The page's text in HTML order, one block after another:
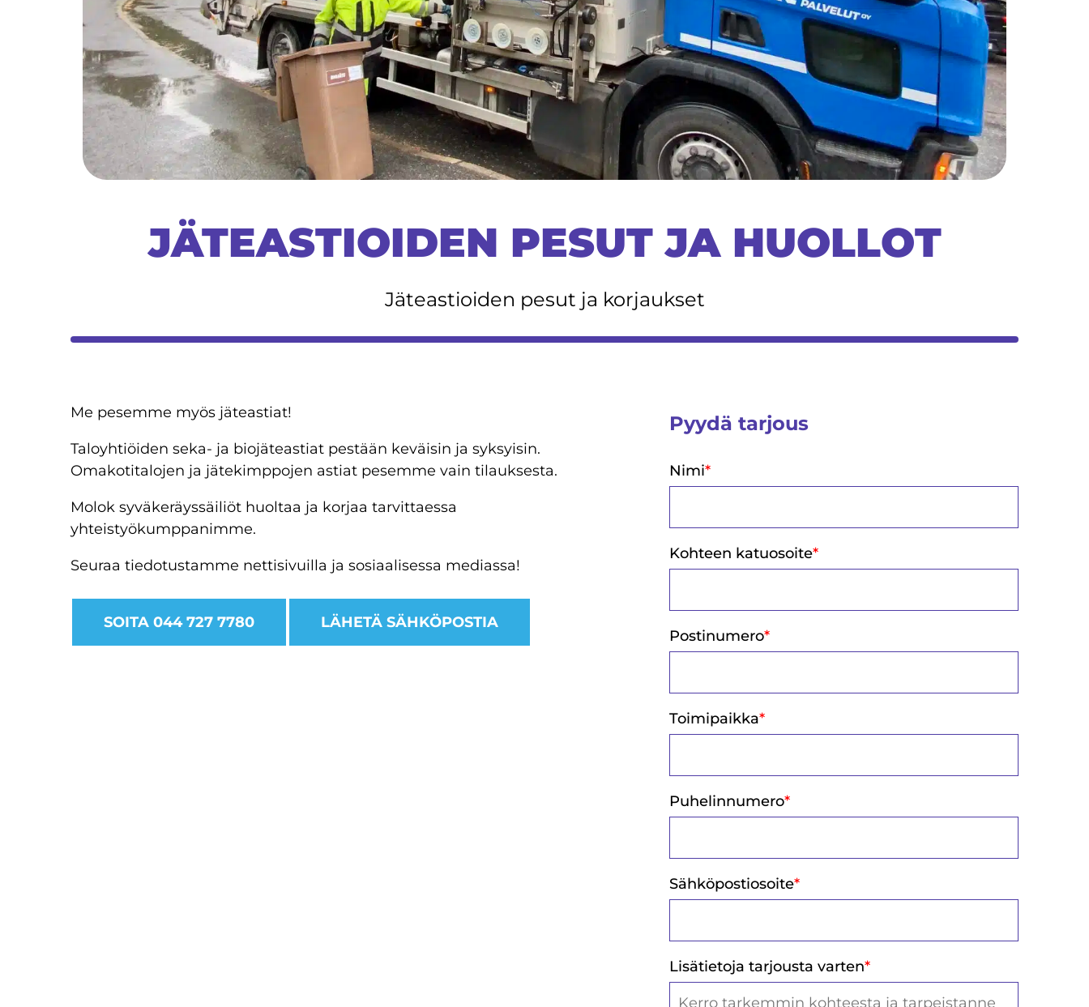
JÄTEASTIOIDEN PESUT JA HUOLLOT
Jäteastioiden pesut ja korjaukset
Me pesemme myös jäteastiat!
Taloyhtiöiden seka- ja biojäteastiat pestään keväisin ja syksyisin.
Omakotitalojen ja jätekimppojen astiat pesemme vain tilauksesta.
Molok syväkeräyssäiliöt huoltaa ja korjaa tarvittaessa
yhteistyökumppanimme.
Seuraa tiedotustamme nettisivuilla ja sosiaalisessa mediassa!
SOITA 044 727 7780 LÄHETÄ SÄHKÖPOSTIA
Pyydä tarjous
Nimi*
Kohteen katuosoite*
Postinumero*
Toimipaikka*
Puhelinnumero*
Sähköpostiosoite*
Lisätietoja tarjousta varten*